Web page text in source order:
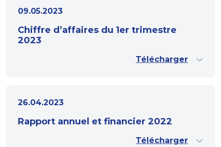
09.05.2023
Chiffre d’affaires du 1er trimestre
2023
Télécharger
26.04.2023
Rapport annuel et financier 2022
Télécharger